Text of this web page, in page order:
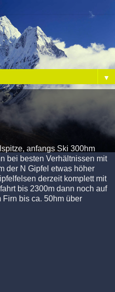
▼
anfangs Ski 300hm
bei besten Verhältnissen mit
der N Gipfel etwas höher
derzeit komplett mit
bis 2300m dann noch auf
bis ca. 50hm über